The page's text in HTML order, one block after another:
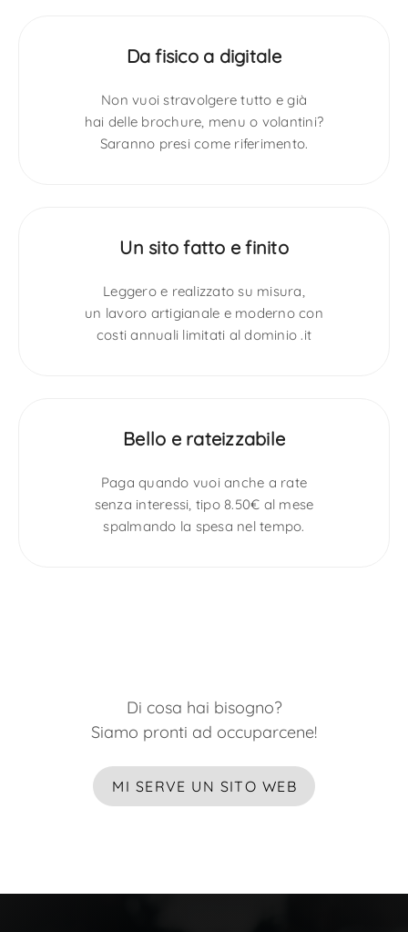
Da fisico a digitale
Non vuoi stravolgere tutto e già
hai delle brochure, menu o volantini?
Saranno presi come riferimento.
Un sito fatto e finito
Leggero e realizzato su misura,
un lavoro artigianale e moderno con
costi annuali limitati al dominio .it
Bello e rateizzabile
Paga quando vuoi anche a rate
senza interessi, tipo 8.50€ al mese
spalmando la spesa nel tempo.
Di cosa hai bisogno?
Siamo pronti ad occuparcene!
MI SERVE UN SITO WEB